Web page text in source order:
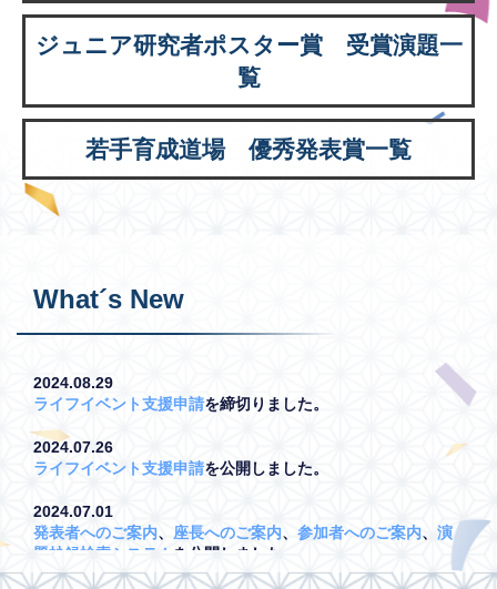
ジュニア研究者ポスター賞 受賞演題一
覧
若手育成道場 優秀発表賞一覧
What´s New
2024.08.29
ライフイベント支援申請を締切りました。
2024.07.26
ライフイベント支援申請を公開しました。
2024.07.01
発表者へのご案内、 座長へのご案内、 参加者へのご案内、 演
題抄録検索システム を公開しました。